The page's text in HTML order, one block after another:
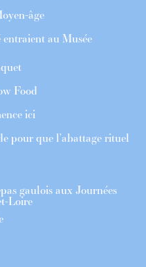
âge
au Musée
Food
ici
pour que l’abattage rituel
gaulois aux Journées
Loire